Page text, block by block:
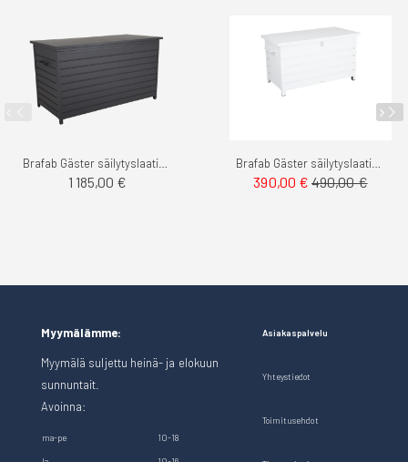
1 185,00 € 390,00 € 490,00 €
Myymälämme:
Myymälä suljettu heinä- ja elokuun
sunnuntait.
Avoinna:
ma-pe 10-18
Asiakaspalvelu
Yhteystiedot
Toimitusehdot